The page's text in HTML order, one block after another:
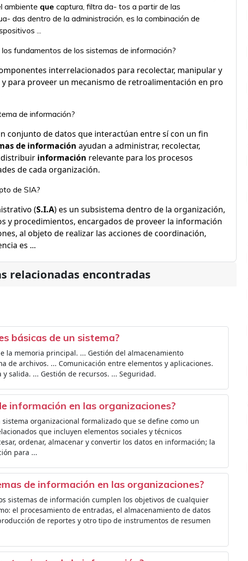
ambiente que captura, filtra da- tos a partir de las
das dentro de la administración, es la combinación de
...
fundamentos de los sistemas de información?
interrelacionados para recolectar, manipular y
y para proveer un mecanismo de retroalimentación en pro
de información?
conjunto de datos que interactúan entre sí con un fin
de información ayudan a administrar, recolectar,
distribuir información relevante para los procesos
de cada organización.
de SIA?
(S.I.A) es un subsistema dentro de la organización,
y procedimientos, encargados de proveer la información
al objeto de realizar las acciones de coordinación,
es ...
relacionadas encontradas
básicas de un sistema?
la memoria principal. ... Gestión del almacenamiento
de archivos. ... Comunicación entre elementos y aplicaciones.
salida. ... Gestión de recursos. ... Seguridad.
información en las organizaciones?
organizacional formalizado que se define como un
que incluyen elementos sociales y técnicos
ordenar, almacenar y convertir los datos en información; la
para ...
de información en las organizaciones?
sistemas de información cumplen los objetivos de cualquier
el procesamiento de entradas, el almacenamiento de datos
de reportes y otro tipo de instrumentos de resumen